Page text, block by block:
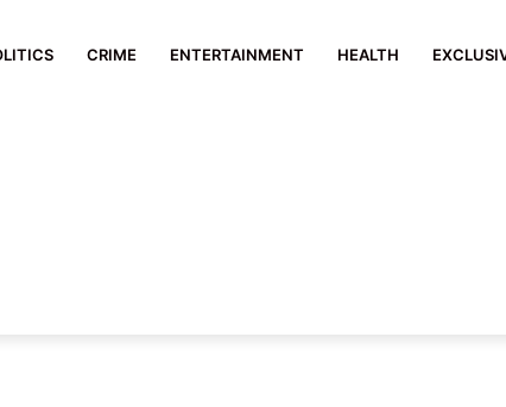
CRIME ENTERTAINMENT HEALTH